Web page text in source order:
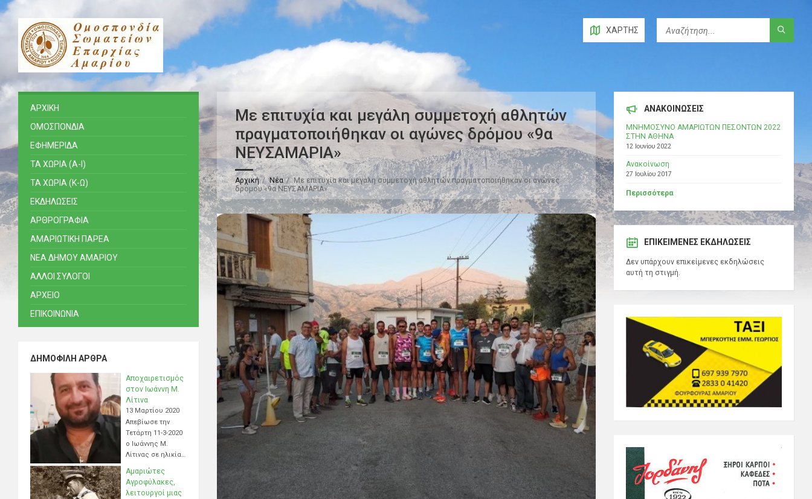
ΧΆΡΤΗΣ
Με επιτυχία και μεγάλη συμμετοχή αθλητών
πραγματοποιήθηκαν οι αγώνες δρόμου «9α
ΝΕΥΣΑΜΑΡΙΑ»
Αρχική Νέα
Με επιτυχία και μεγάλη συμμετοχή αθλητών πραγματοποιήθηκαν οι αγώνες
δρόμου «9α ΝΕΥΣΑΜΑΡΙΑ»
ΑΡΧΙΚΗ
ΟΜΟΣΠΟΝΔΙΑ
ΕΦΗΜΕΡΙΔΑ
ΤΑ ΧΩΡΙΑ (Α-Ι)
ΤΑ ΧΩΡΙΑ (Κ-Ω)
ΕΚΔΗΛΩΣΕΙΣ
ΑΡΘΡΟΓΡΑΦΙΑ
ΑΜΑΡΙΩΤΙΚΗ ΠΑΡΕΑ
ΝΕΑ ΔΗΜΟΥ ΑΜΑΡΙΟΥ
ΑΛΛΟΙ ΣΥΛΟΓΟΙ
ΑΡΧΕΙΟ
ΕΠΙΚΟΙΝΩΝΙΑ
ΔΗΜΟΦΙΛΉ ΆΡΘΡΑ
Αποχαιρετισμός
στον Ιωάννη Μ.
Λίτινα
13 Μαρτίου 2020
Απεβίωσε την
Τετάρτη 11-3-2020
ο Ιωάννης Μ.
Λίτινας σε ηλικία…
Αμαριώτες
Αγροφύλακες,
λειτουργοί μιας
ΑΝΑΚΟΙΝΩΣΕΙΣ
ΜΝΗΜΟΣΥΝΟ ΑΜΑΡΙΩΤΩΝ ΠΕΣΟΝΤΩΝ 2022
ΣΤΗΝ ΑΘΗΝΑ
12 Ιουνίου 2022
Ανακοίνωση
27 Ιουλίου 2017
Περισσότερα
ΕΠΙΚΕΊΜΕΝΕΣ ΕΚΔΗΛΏΣΕΙΣ
Δεν υπάρχουν επικείμενες εκδηλώσεις
αυτή τη στιγμή.